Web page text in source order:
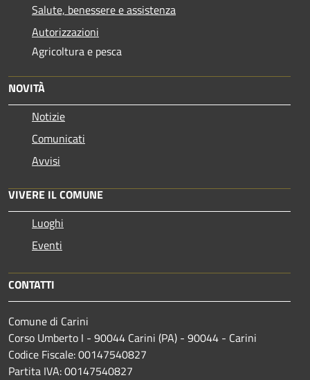
Salute, benessere e assistenza
Autorizzazioni
Agricoltura e pesca
NOVITÀ
Notizie
Comunicati
Avvisi
VIVERE IL COMUNE
Luoghi
Eventi
CONTATTI
Comune di Carini
Corso Umberto I - 90044 Carini (PA) - 90044 - Carini
Codice Fiscale: 00147540827
Partita IVA: 00147540827